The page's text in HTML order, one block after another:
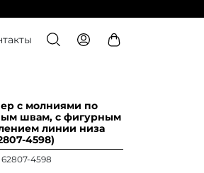
с молниями по
швам, с фигурным
линии низа
4598)
4598